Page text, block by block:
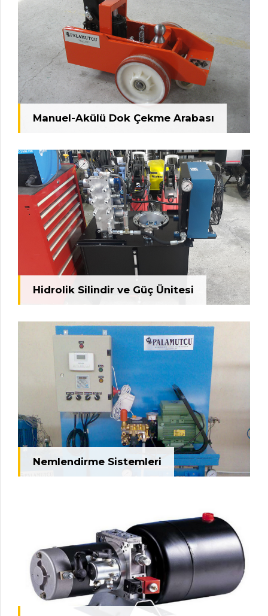
Manuel-Akülü Dok Çekme Arabası
Hidrolik Silindir ve Güç Ünitesi
Nemlendirme Sistemleri